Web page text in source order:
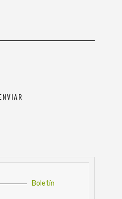
Boletín